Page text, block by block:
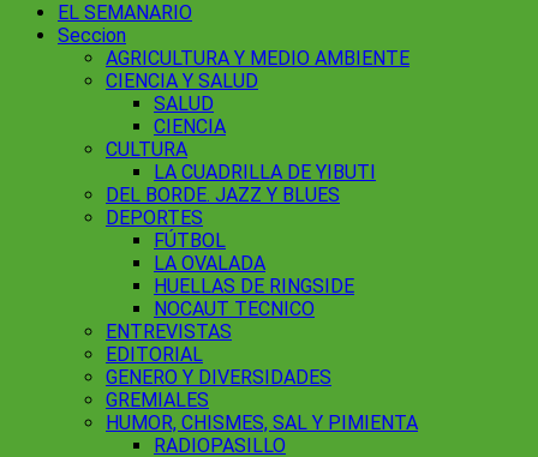
EL SEMANARIO
Seccion
AGRICULTURA Y MEDIO AMBIENTE
CIENCIA Y SALUD
SALUD
CIENCIA
CULTURA
LA CUADRILLA DE YIBUTI
DEL BORDE. JAZZ Y BLUES
DEPORTES
FÚTBOL
LA OVALADA
HUELLAS DE RINGSIDE
NOCAUT TECNICO
ENTREVISTAS
EDITORIAL
GENERO Y DIVERSIDADES
GREMIALES
HUMOR, CHISMES, SAL Y PIMIENTA
RADIOPASILLO